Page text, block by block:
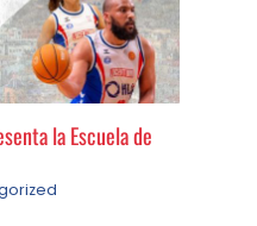
la Escuela de